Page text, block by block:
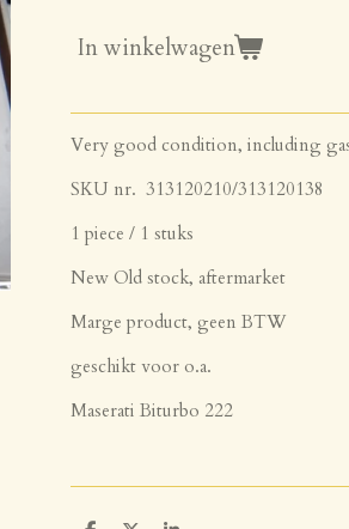
In winkelwagen
Very good condition, including
SKU nr. 313120210/313120138
1 piece / 1 stuks
New Old stock, aftermarket
Marge product, geen BTW
geschikt voor o.a.
Maserati Biturbo 222